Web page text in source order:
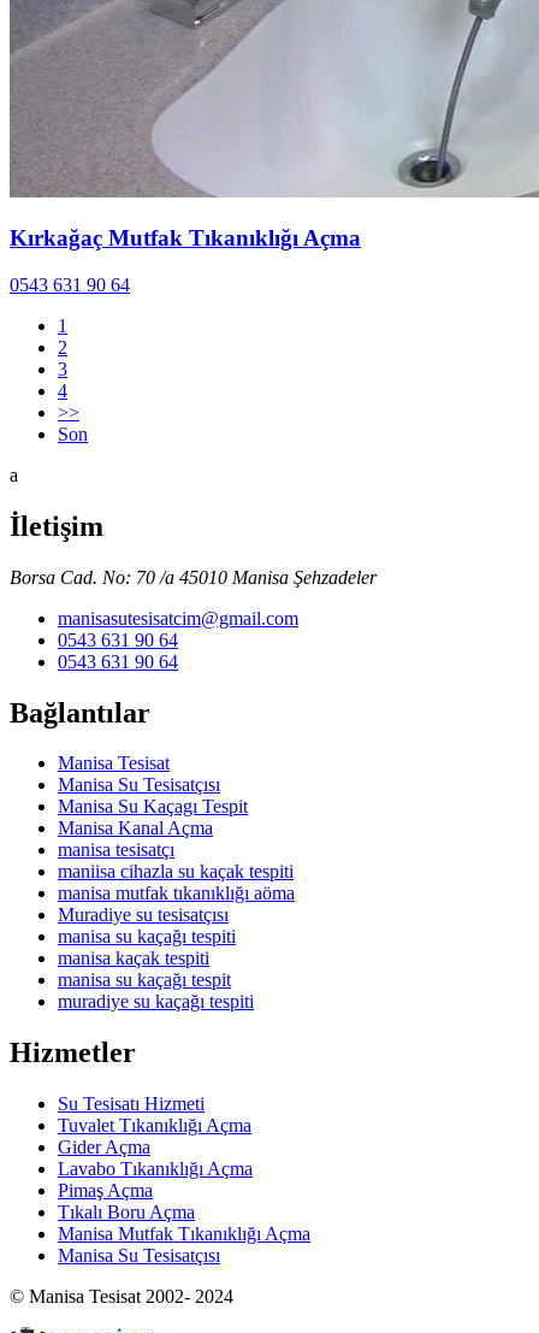
Kırkağaç Mutfak Tıkanıklığı Açma
0543 631 90 64
1
2
3
4
>>
Son
a
İletişim
Borsa Cad. No: 70 /a 45010 Manisa Şehzadeler
manisasutesisatcim@gmail.com
0543 631 90 64
0543 631 90 64
Bağlantılar
Manisa Tesisat
Manisa Su Tesisatçısı
Manisa Su Kaçagı Tespit
Manisa Kanal Açma
manisa tesisatçı
maniisa cihazla su kaçak tespiti
manisa mutfak tıkanıklığı aöma
Muradiye su tesisatçısı
manisa su kaçağı tespiti
manisa kaçak tespiti
manisa su kaçağı tespit
muradiye su kaçağı tespiti
Hizmetler
Su Tesisatı Hizmeti
Tuvalet Tıkanıklığı Açma
Gider Açma
Lavabo Tıkanıklığı Açma
Pimaş Açma
Tıkalı Boru Açma
Manisa Mutfak Tıkanıklığı Açma
Manisa Su Tesisatçısı
© Manisa Tesisat 2002- 2024